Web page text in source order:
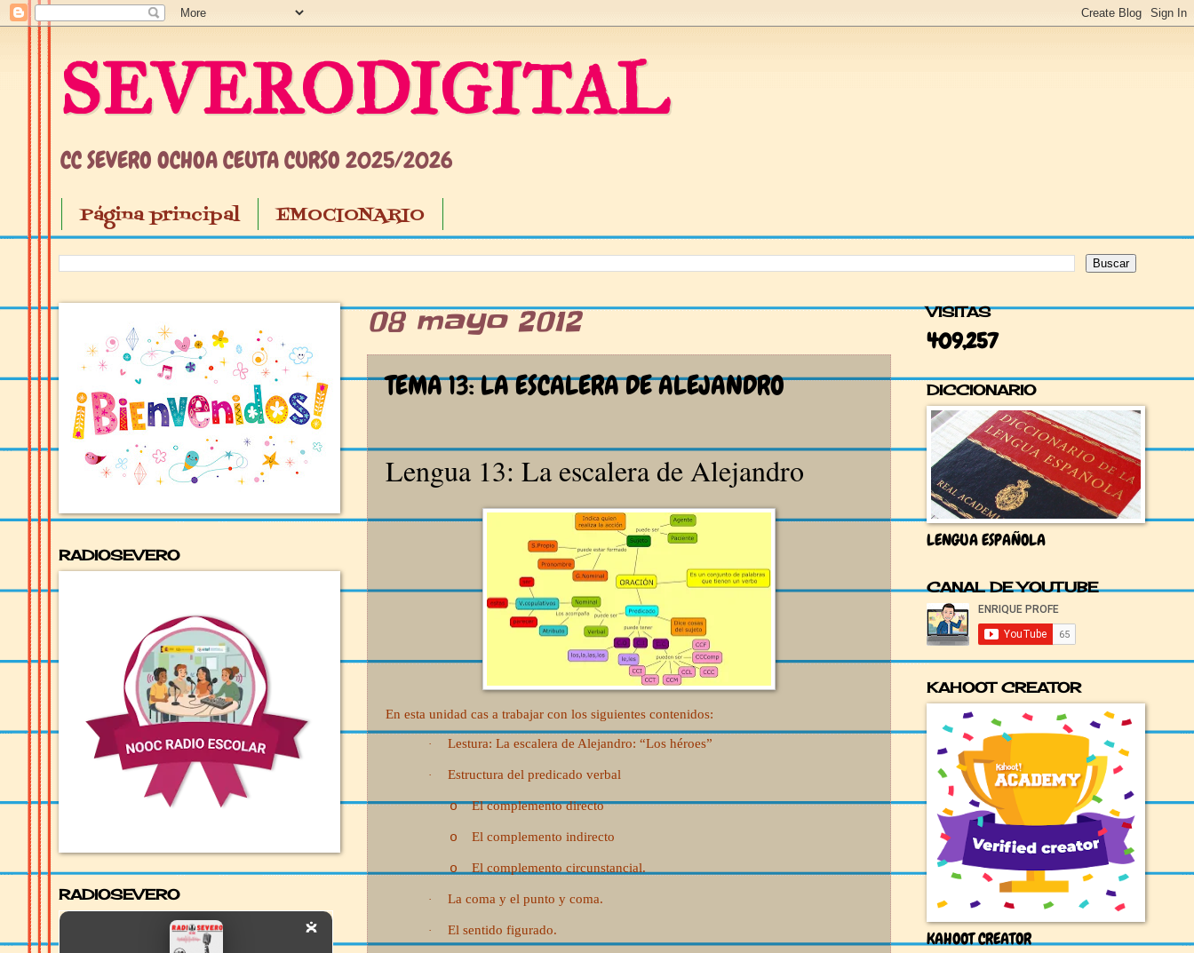
SEVERODIGITAL
CC SEVERO OCHOA CEUTA CURSO 2025/2026
Página principal EMOCIONARIO
08 mayo 2012
TEMA 13: LA ESCALERA DE ALEJANDRO
Lengua 13: La escalera de Alejandro
En esta unidad cas a trabajar con los siguientes contenidos:
· Lestura: La escalera de Alejandro: “Los héroes”
· Estructura del predicado verbal
o El complemento directo
o El complemento indirecto
o El complemento circunstancial.
· La coma y el punto y coma.
· El sentido figurado.
RADIOSEVERO
RADIOSEVERO
VISITAS
409,257
DICCIONARIO
LENGUA ESPAÑOLA
CANAL DE YOUTUBE
KAHOOT CREATOR
KAHOOT CREATOR